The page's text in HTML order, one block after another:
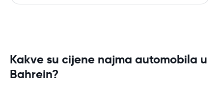
Kakve su cijene najma automobila u
Bahrein?